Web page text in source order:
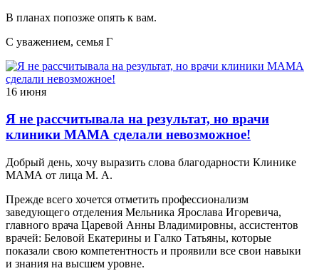
В планах попозже опять к вам.
С уважением, семья Г
16 июня
Я не рассчитывала на результат, но врачи
клиники МАМА сделали невозможное!
Добрый день, хочу выразить слова благодарности Клинике
МАМА от лица М. А.
Прежде всего хочется отметить профессионализм
заведующего отделения Мельника Ярослава Игоревича,
главного врача Царевой Анны Владимировны, ассистентов
врачей: Беловой Екатерины и Галко Татьяны, которые
показали свою компетентность и проявили все свои навыки
и знания на высшем уровне.